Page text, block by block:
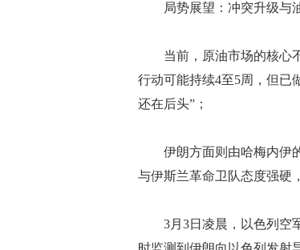
局势展望：冲突升级与
当前，原油市场的核心不
行动可能持续4至5周，但已
还在后头”；
伊朗方面则由哈梅内伊的
与伊斯兰革命卫队态度强硬
3月3日凌晨，以色列空军